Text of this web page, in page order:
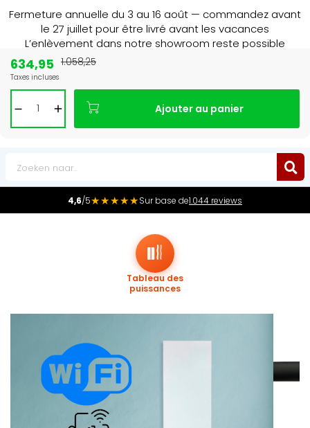
Fermeture annuelle du 3 au 16 août — commandez avant
le 27 juillet pour être livré avant les vacances
L’enlèvement dans notre showroom reste possible
jusqu’au 1er août à 16 h 30.
4,6/5★★★★★Sur base de1.044 reviews
Tableau des
puissances
634,95
Taxes incluses
1.058,25
Ajouter au panier